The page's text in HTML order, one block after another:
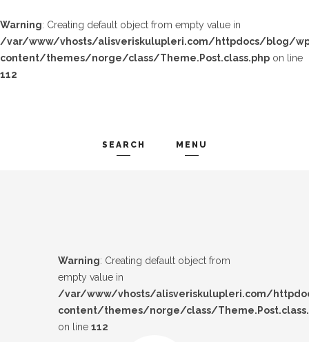
Warning: Creating default object from empty value in
/var/www/vhosts/alisveriskulupleri.com/httpdocs/blog/
content/themes/norge/class/Theme.Post.class.php on line
112
SEARCH MENU
Warning: Creating default object from
empty value in
/var/www/vhosts/alisveriskulupleri.com/
content/themes/norge/class/
on line 112